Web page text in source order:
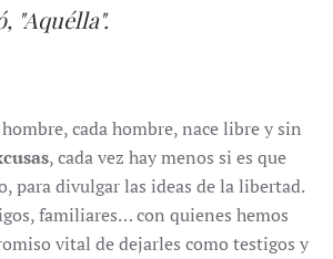
"Aquélla".
cada hombre, nace libre y sin
, cada vez hay menos si es que
para divulgar las ideas de la libertad.
familiares… con quienes hemos
vital de dejarles como testigos y